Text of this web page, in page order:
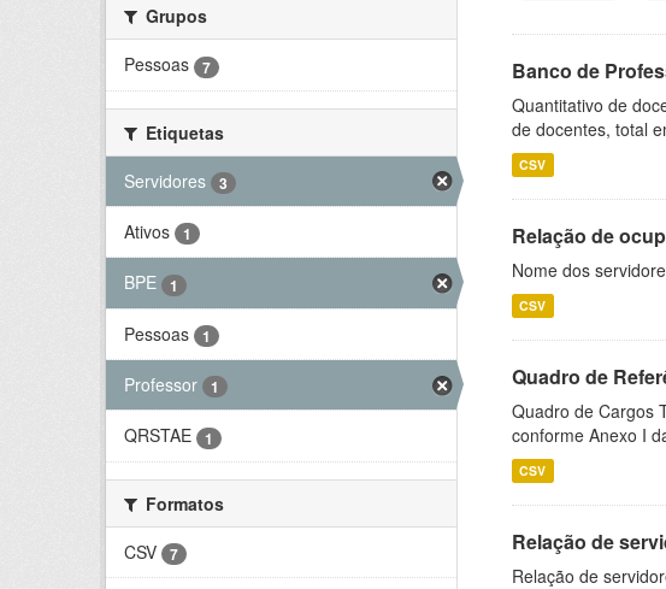
Grupos
Pessoas
7
Etiquetas
Servidores
3
Ativos 1
BPE 1
Pessoas 1
Professor 1
QRSTAE 1
Formatos
CSV
7
Banco de
Quantitativo de
de docentes, total
CSV
Relação de
Nome dos
CSV
Quadro de
Quadro de Cargos
conforme Anexo I
CSV
Relação de
Relação de